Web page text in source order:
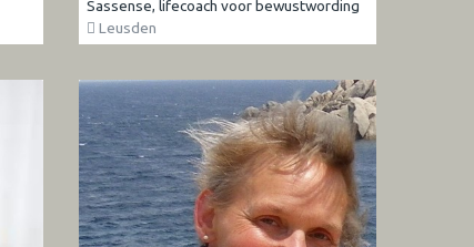
Sassense, lifecoach voor bewustwording
Leusden